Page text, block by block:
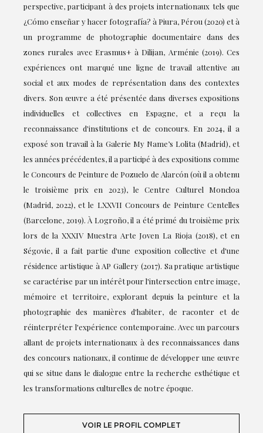
perspective, participant à des projets internationaux tels que
¿Cómo enseñar y hacer fotografía? à Piura, Pérou (2020) et à
un programme de photographie documentaire dans des
zones rurales avec Erasmus+ à Dilijan, Arménie (2019). Ces
expériences ont marqué une ligne de travail attentive au
social et aux modes de représentation dans des contextes
divers. Son œuvre a été présentée dans diverses expositions
individuelles et collectives en Espagne, et a reçu la
reconnaissance d'institutions et de concours. En 2024, il a
exposé son travail à la Galerie My Name’s Lolita (Madrid), et
les années précédentes, il a participé à des expositions comme
le Concours de Peinture de Pozuelo de Alarcón (où il a obtenu
le troisième prix en 2023), le Centre Culturel Moncloa
(Madrid, 2022), et le LXXVII Concours de Peinture Centelles
(Barcelone, 2019). À Logroño, il a été primé du troisième prix
lors de la XXXIV Muestra Arte Joven La Rioja (2018), et en
Ségovie, il a fait partie d'une exposition collective et d'une
résidence artistique à AP Gallery (2017). Sa pratique artistique
se caractérise par un intérêt pour l'intersection entre image,
mémoire et territoire, explorant depuis la peinture et la
photographie des manières d'habiter, de raconter et de
réinterpréter l'expérience contemporaine. Avec un parcours
allant de projets internationaux à des reconnaissances dans
des concours nationaux, il continue de développer une œuvre
qui se situe dans le dialogue entre la recherche esthétique et
les transformations culturelles de notre époque.
VOIR LE PROFIL COMPLET